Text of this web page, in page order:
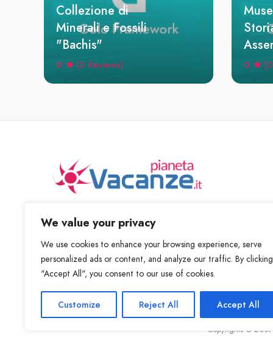
We value your privacy
We use cookies to enhance your browsing experience, serve
personalized ads or content, and analyze our traffic. By clicking
"Accept All", you consent to our use of cookies.
Customize Reject All Accept All
Collezione di
Minerali e Fossili
"Bachis"
0 (0 Reviews) 0
Copyrights ©